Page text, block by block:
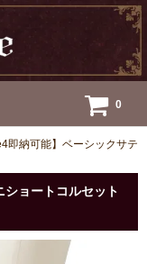
0
即納可能】ベーシックサテ
ショートコルセット